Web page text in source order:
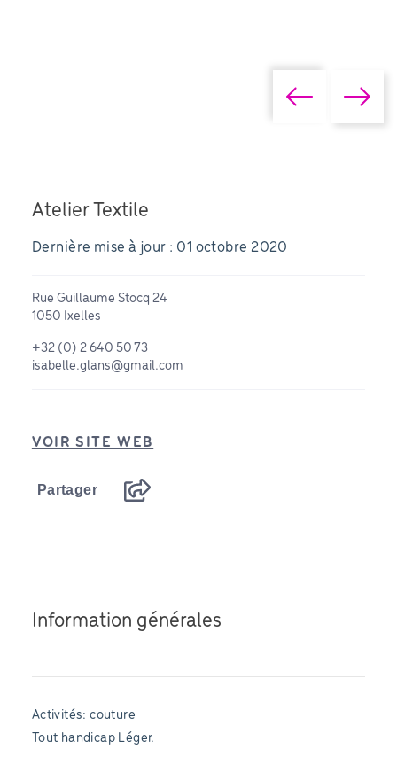
Atelier Textile
Dernière mise à jour : 01 octobre 2020
Rue Guillaume Stocq 24
1050 Ixelles
+32 (0) 2 640 50 73
isabelle.glans@gmail.com
VOIR SITE WEB
Partager
Information générales
Activités: couture
Tout handicap Léger.